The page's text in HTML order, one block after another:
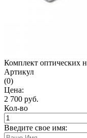
Комплект оптических
Артикул
(0)
Цена:
2 700 руб.
Кол-во
Введите свое имя: